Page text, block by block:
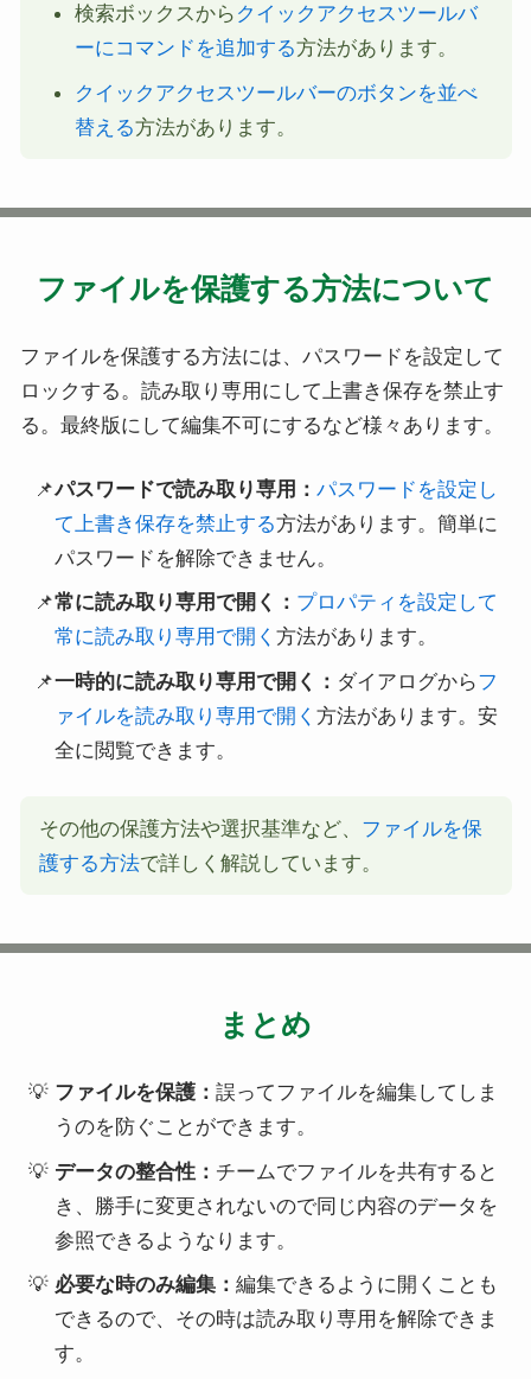
検索ボックスから クイックアクセスツールバ
ーにコマンドを追加する方法があります。
クイックアクセスツールバーのボタンを並べ
替える方法があります。
ファイルを保護する方法について
ファイルを保護する方法には、パスワードを設定して
ロックする。読み取り専用にして上書き保存を禁止す
る。最終版にして編集不可にするなど様々あります。
パスワードで読み取り専用：パスワードを設定し
て上書き保存を禁止する方法があります。簡単に
パスワードを解除できません。
常に読み取り専用で開く： プロパティを設定して
常に読み取り専用で開く方法があります。
一時的に読み取り専用で開く： ダイアログからフ
ァイルを読み取り専用で開く方法があります。安
全に閲覧できます。
その他の保護方法や選択基準など、 ファイルを保
護する方法で詳しく解説しています。
まとめ
ファイルを保護：誤ってファイルを編集してしま
うのを防ぐことができます。
データの整合性： チームでファイルを共有すると
き、勝手に変更されないので同じ内容のデータを
参照できるようなります。
必要な時のみ編集：編集できるように開くことも
できるので、その時は読み取り専用を解除できま
す。